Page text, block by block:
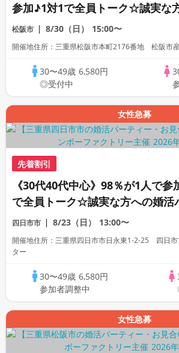
参加♪1対1で全員トーク☆誠実な
活パーティー
松阪市 8/30（日） 15:00〜
開催地住所：三重県松阪市本町2176番地 松阪市
30〜49歳 6,580円
◎受付中
女性急募
先着割引
《30代40代中心》98％が1人で参
で全員トーク☆誠実な方への婚活
ー
四日市市 8/23（日） 13:00〜
開催地住所：三重県四日市市日永東1-2-25 四日市
ター
30〜49歳 6,580円
参加者調整中
女性急募